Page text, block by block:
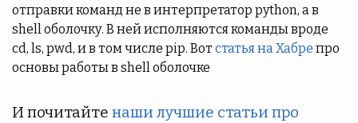
отправки команд не в интерпретатор python, а в
shell оболочку. В ней исполняются команды вроде
cd, ls, pwd, и в том числе pip. Вотстатья на Хабре про
основы работы в shell оболочке
И почитайте наши лучшие статьи про